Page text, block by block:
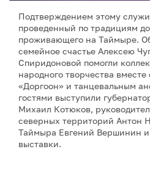
Подтверждением этому
проведенный по традициям
проживающего на Таймыре.
семейное счастье Алексею
Спиридоновой помогли
народного творчества
«Доргоон» и танцевальным
гостями выступили
Михаил Котюков,
северных территорий Антон
Таймыра Евгений Вершинин и
выставки.